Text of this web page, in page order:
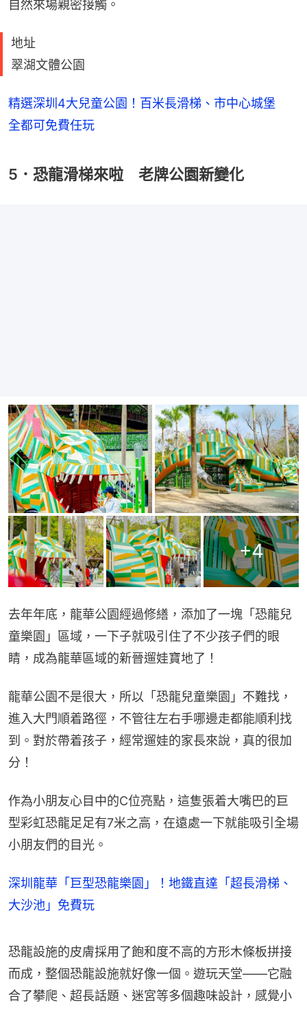
自然來場親密接觸。
地址
翠湖文體公園
精選深圳4大兒童公園！百米長滑梯、市中心城堡
全都可免費任玩
5．恐龍滑梯來啦 老牌公園新變化
+4
去年年底，龍華公園經過修繕，添加了一塊「恐龍兒
童樂園」區域，一下子就吸引住了不少孩子們的眼
睛，成為龍華區域的新晉遛娃寶地了！
龍華公園不是很大，所以「恐龍兒童樂園」不難找，
進入大門順着路徑，不管往左右手哪邊走都能順利找
到。對於帶着孩子，經常遛娃的家長來說，真的很加
分！
作為小朋友心目中的C位亮點，這隻張着大嘴巴的巨
型彩虹恐龍足足有7米之高，在遠處一下就能吸引全場
小朋友們的目光。
深圳龍華「巨型恐龍樂園」！地鐵直達「超長滑梯、
大沙池」免費玩
恐龍設施的皮膚採用了飽和度不高的方形木條板拼接
而成，整個恐龍設施就好像一個。遊玩天堂——它融
合了攀爬、超長話題、迷宮等多個趣味設計，感覺小